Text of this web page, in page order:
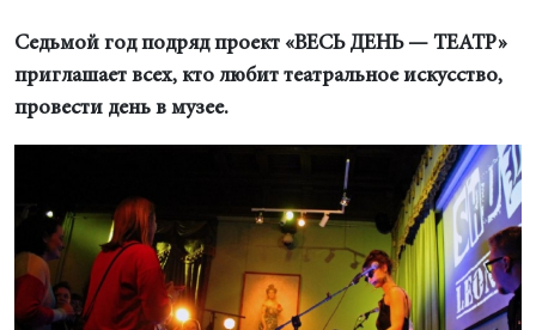
Седьмой год подряд проект «ВЕСЬ ДЕНЬ — ТЕАТР»
приглашает всех, кто любит театральное искусство,
провести день в музее.